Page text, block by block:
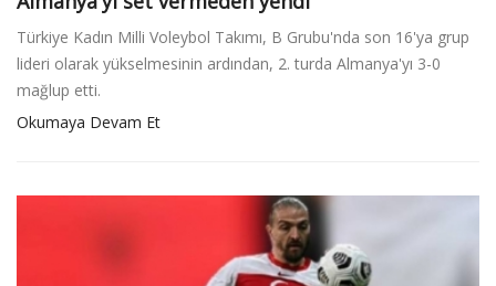
Türkiye Kadın Milli Voleybol Takımı, B Grubu'nda son 16'ya grup
lideri olarak yükselmesinin ardından, 2. turda Almanya'yı 3-0
mağlup etti.
Okumaya Devam Et